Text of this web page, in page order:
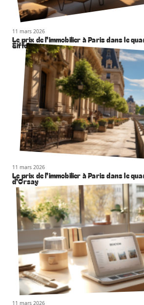
11 mars 2026
Le prix de l’immobilier à Paris dans le
Eiffel
11 mars 2026
Le prix de l’immobilier à Paris dans le
d’Orsay
11 mars 2026